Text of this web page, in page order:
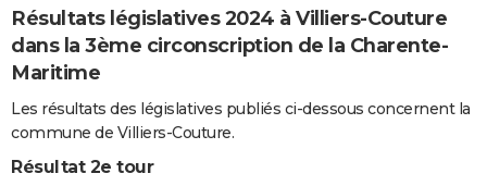
Résultats législatives 2024 à Villiers-Couture
dans la 3ème circonscription de la Charente-
Maritime
Les résultats des législatives publiés ci-dessous concernent la
commune de Villiers-Couture.
Résultat 2e tour